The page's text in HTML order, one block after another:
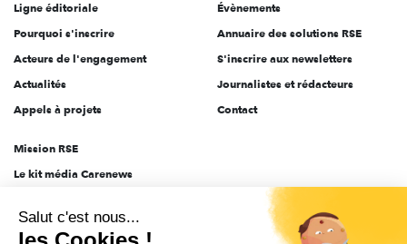
Ligne éditoriale
Pourquoi s'inscrire
Acteurs de l'engagement
Actualités
Appels à projets
Évènements
Annuaire des solutions RSE
S'inscrire aux newsletters
Journalistes et rédacteurs
Contact
Mission RSE
Le kit média Carenews
AEF info
Salut c'est nous...